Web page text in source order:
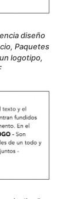
diseño
Paquetes
logotipo,